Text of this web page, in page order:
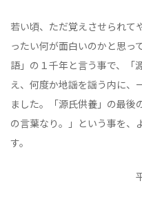
若い頃、ただ覚えさせられて
ったい何が面白いのかと思っ
語」の１千年と言う事で、「
え、何度か地謡を謡う内に、
ました。「源氏供養」の最後
の言葉なり。」という事を、
す。